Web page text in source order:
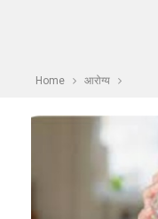
Home आरोग्य